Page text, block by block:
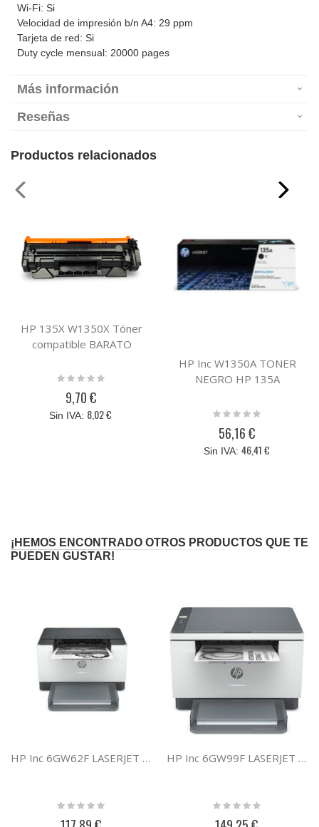
Wi-Fi: Si
Velocidad de impresión b/n A4: 29 ppm
Tarjeta de red: Si
Duty cycle mensual: 20000 pages
Más información
Reseñas
Productos relacionados
HP 135X W1350X Tóner
compatible BARATO
Rating:
9,70 €
8,02 €
HP Inc W1350A TONER
NEGRO HP 135A
Rating:
56,16 €
46,41 €
¡HEMOS ENCONTRADO OTROS PRODUCTOS QUE TE
PUEDEN GUSTAR!
HP Inc 6GW62F LASERJET M209DW
Rating:
HP Inc 6GW99F LASERJET MFP M234DW
Rating: